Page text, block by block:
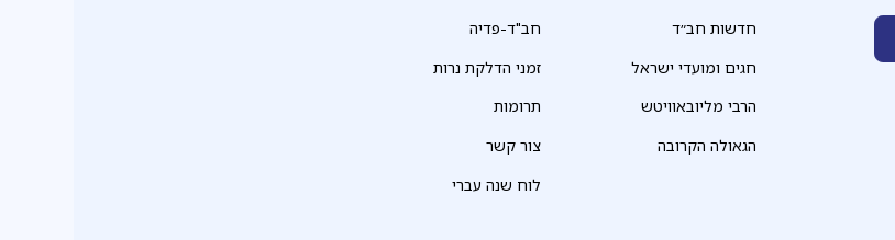
חדשות חב״ד
חגים ומועדי ישראל
הרבי מליובאוויטש
הגאולה הקרובה
חב"ד-פדיה
זמני הדלקת נרות
תרומות
צור קשר
לוח שנה עברי